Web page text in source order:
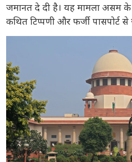
जमानत दे दी है। यह मामला असम के
कथित टिप्पणी और फर्जी पासपोर्ट
पवन खेड़ा के खिलाफ दर्ज मामले में
उनकी अग्रिम जमानत याचिका
उन्होंने […]